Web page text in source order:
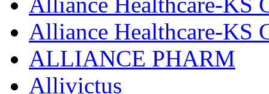
Alliance Healthcare-KS
ALLIANCE PHARM
Allivictus